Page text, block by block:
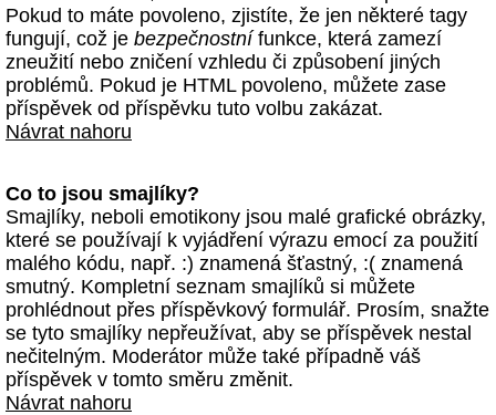
Pokud to máte povoleno, zjistíte, že jen některé tagy
fungují, což je bezpečnostnífunkce, která zamezí
zneužití nebo zničení vzhledu či způsobení jiných
problémů. Pokud je HTML povoleno, můžete zase
příspěvek od příspěvku tuto volbu zakázat.
Návrat nahoru
Co to jsou smajlíky?
Smajlíky, neboli emotikony jsou malé grafické obrázky,
které se používají k vyjádření výrazu emocí za použití
malého kódu, např. :) znamená šťastný, :( znamená
smutný. Kompletní seznam smajlíků si můžete
prohlédnout přes příspěvkový formulář. Prosím, snažte
se tyto smajlíky nepřeužívat, aby se příspěvek nestal
nečitelným. Moderátor může také případně váš
příspěvek v tomto směru změnit.
Návrat nahoru